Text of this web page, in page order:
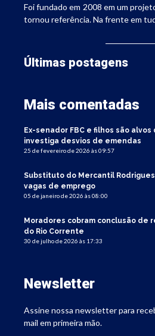
Foi fundado em 2008 em um
tornou referência. Na frente em
Últimas postagens
Mais comentadas
Ex-senador FBC e filhos são
investiga desvios de emendas
25 de fevereiro de 2026 às 09:57
Substituto do Mercantil
vagas de emprego
05 de janeiro de 2026 às 08:00
Moradores cobram conclusão de
do Rio Corrente
30 de julho de 2026 às 17:33
Newsletter
Assine nossa newsletter para
mail em primeira mão.